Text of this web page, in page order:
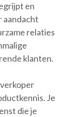
en
aandacht
relaties
klanten.
Je
die je